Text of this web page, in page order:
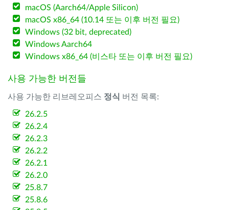
macOS (Aarch64/Apple Silicon)
macOS x86_64 (10.14 또는 이후 버전 필요)
Windows (32 bit, deprecated)
Windows Aarch64
Windows x86_64 (비스타 또는 이후 버전 필요)
사용 가능한 버전들
사용 가능한 리브레오피스 정식 버전 목록:
26.2.5
26.2.4
26.2.3
26.2.2
26.2.1
26.2.0
25.8.7
25.8.6